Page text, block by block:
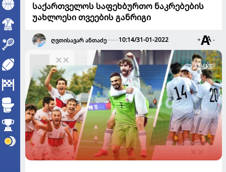
საქართველოს საფეხბურთო ნაკრებების
უახლოესი თვეების განრიგი
ღვთისავარ ანთაძე 10:14/31-01-2022 + -